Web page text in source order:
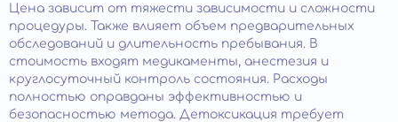
Цена зависит от тяжести зависимости и сложности
процедуры. Также влияет объем предварительных
обследований и длительность пребывания. В
стоимость входят медикаменты, анестезия и
круглосуточный контроль состояния. Расходы
полностью оправданы эффективностью и
безопасностью метода. Детоксикация требует